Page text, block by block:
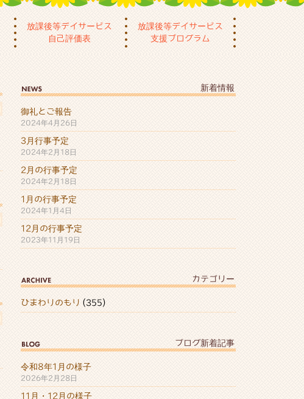
放課後等デイサービス
自己評価表
放課後等デイサービス
支援プログラム
新着情報
御礼とご報告
2024年4月26日
3月行事予定
2024年2月18日
2月の行事予定
2024年2月18日
1月の行事予定
2024年1月4日
12月の行事予定
2023年11月19日
カテゴリー
ひまわりのもり (355)
ブログ新着記事
令和8年1月の様子
2026年2月28日
11月・12月の様子